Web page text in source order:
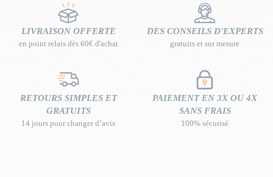
LIVRAISON OFFERTE
en point relais dès 60€ d'achat
DES CONSEILS D'EXPERTS
gratuits et sur mesure
RETOURS SIMPLES ET
GRATUITS
14 jours pour changer d’avis
PAIEMENT EN 3X OU 4X
SANS FRAIS
100% sécurisé